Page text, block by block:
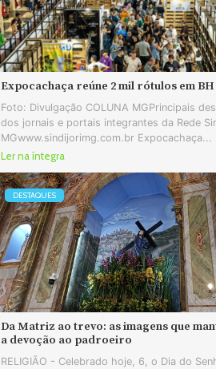
Expocachaça reúne 2 mil rótulos em BH
Foto: Divulgação COLUNA MGPrincipais
dos jornais e portais integrantes da Rede
MGwww.sindijorimg.com.br Expocachaça...
Ler na íntegra
DESTAQUES
Da Matriz ao trevo: as imagens que
a devoção ao padroeiro
RELIGIÃO - Celebrado hoje, 6, o Dia do